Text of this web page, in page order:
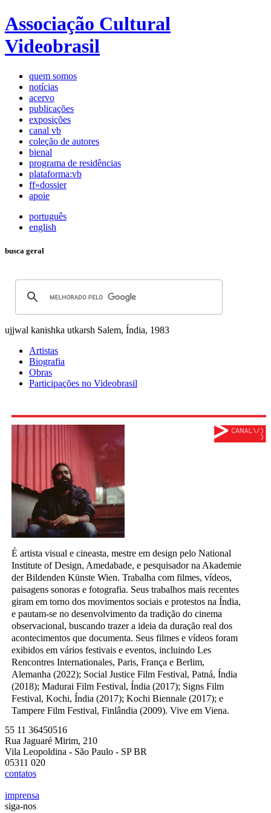
Associação Cultural
Videobrasil
quem somos
notícias
acervo
publicações
exposições
canal vb
coleção de autores
bienal
programa de residências
plataforma:vb
ff»dossier
apoie
português
english
busca geral
ujjwal kanishka utkarsh Salem, Índia, 1983
Artistas
Biografia
Obras
Participações no Videobrasil
É artista visual e cineasta, mestre em design pelo National
Institute of Design, Amedabade, e pesquisador na Akademie
der Bildenden Künste Wien. Trabalha com filmes, vídeos,
paisagens sonoras e fotografia. Seus trabalhos mais recentes
giram em torno dos movimentos sociais e protestos na Índia,
e pautam-se no desenvolvimento da tradição do cinema
observacional, buscando trazer a ideia da duração real dos
acontecimentos que documenta. Seus filmes e vídeos foram
exibidos em vários festivais e eventos, incluindo Les
Rencontres Internationales, Paris, França e Berlim,
Alemanha (2022); Social Justice Film Festival, Patná, Índia
(2018); Madurai Film Festival, Índia (2017); Signs Film
Festival, Kochi, Índia (2017); Kochi Biennale (2017); e
Tampere Film Festival, Finlândia (2009). Vive em Viena.
55 11 36450516
Rua Jaguaré Mirim, 210
Vila Leopoldina - São Paulo - SP BR
05311 020
contatos
imprensa
siga-nos